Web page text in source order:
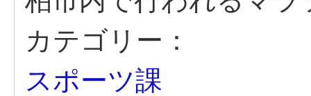
カテゴリー：
スポーツ課